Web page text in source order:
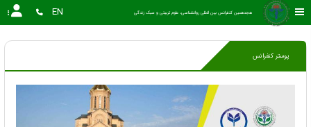
هجدهمین کنفرانس بین المللی روانشناسی، علوم تربیتی و سبک زندگی EN
پوستر کنفرانس